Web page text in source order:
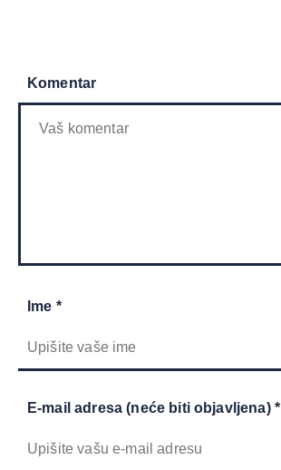
Komentar
Ime *
E-mail adresa (neće biti objavljena) *